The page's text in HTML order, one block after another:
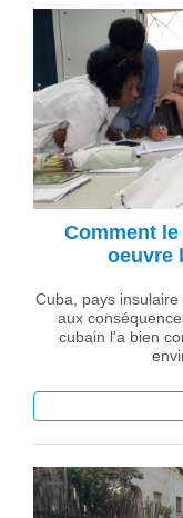
Comment
oeuvre
Cuba, pays
aux
cubain l’a bien